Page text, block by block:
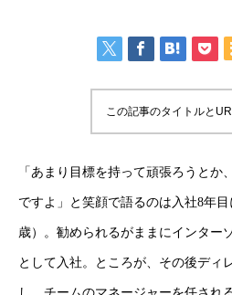
この記事のタイトルと
「あまり目標を持って頑張ろうとか
ですよ」と笑顔で語るのは入社8年
歳）。勧められるがままにインター
として入社。ところが、その後ディ